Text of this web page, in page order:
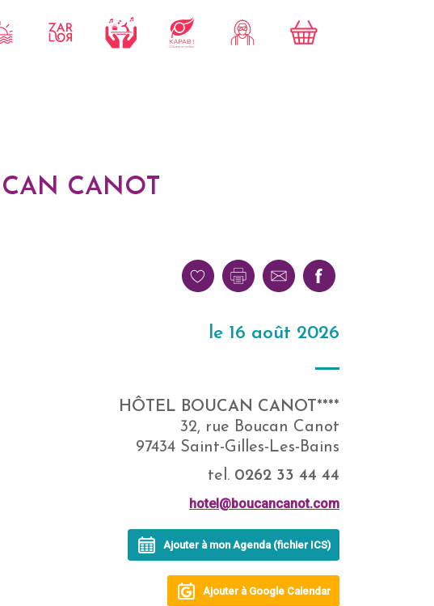
CANOT
le 16 août 2026
HÔTEL BOUCAN CANOT****
32, rue Boucan Canot
97434 Saint-Gilles-Les-Bains
tel. 0262 33 44 44
hotel@boucancanot.com
Ajouter à mon Agenda (fichier ICS)
Ajouter à Google Calendar